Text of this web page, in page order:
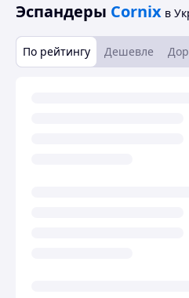
Эспандеры Cornix в
По рейтингу Дешевле